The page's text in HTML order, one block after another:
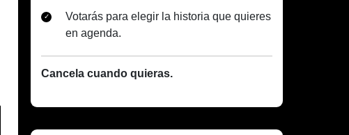
Votarás para elegir la historia que quieres
en agenda.
Cancela cuando quieras.